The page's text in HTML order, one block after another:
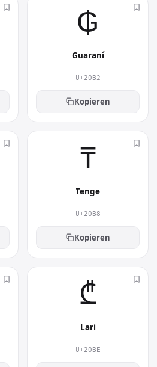
₲︎
Guaraní
U+20B2
Kopieren
₸︎
Tenge
U+20B8
Kopieren
₾︎
Lari
U+20BE